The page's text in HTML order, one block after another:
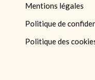
Mentions légales
Politique de
Politique des